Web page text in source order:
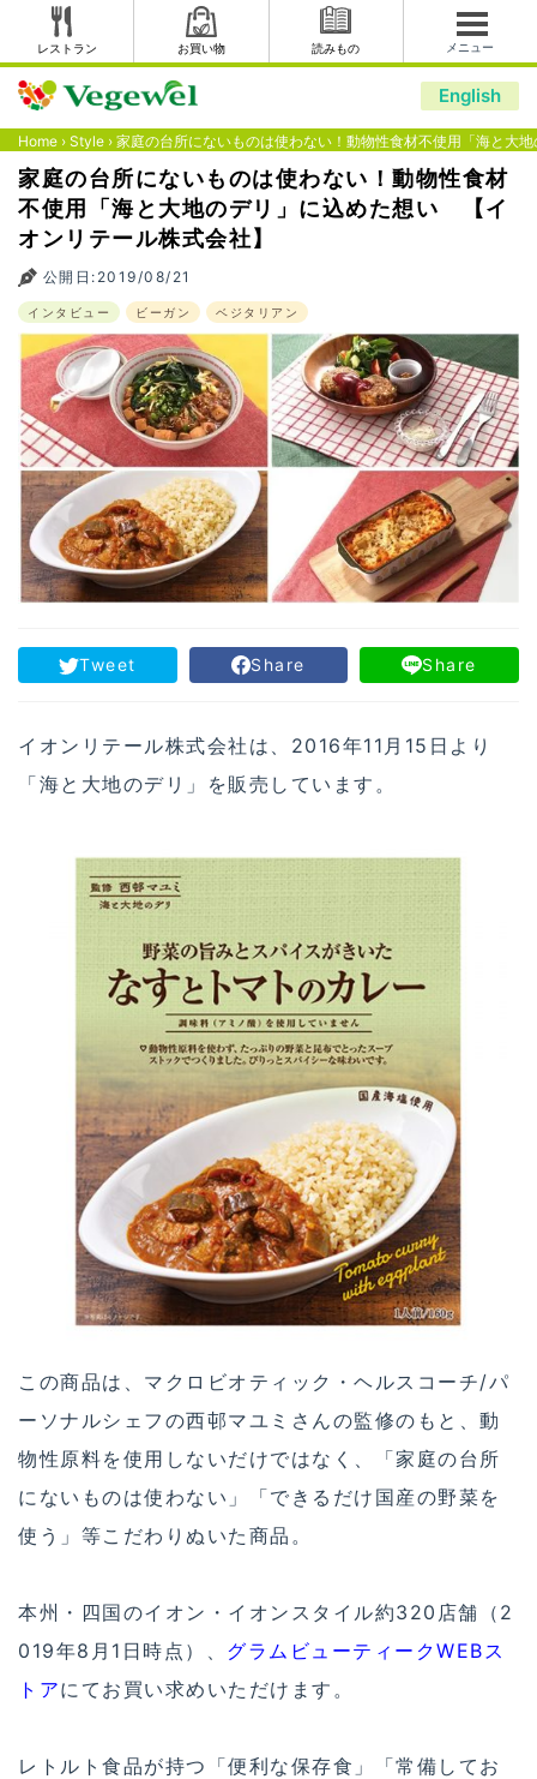
レストラン お買い物 読みもの メニュー
English
Home › Style › 家庭の台所にないものは使わない！動物性食材不使用「海と大
家庭の台所にないものは使わない！動物性食材
不使用「海と大地のデリ」に込めた想い 【イ
オンリテール株式会社】
公開日:2019/08/21
インタビュー ビーガン ベジタリアン
Tweet Share Share
イオンリテール株式会社は、2016年11月15日より
「海と大地のデリ」を販売しています。
この商品は、マクロビオティック・ヘルスコーチ/パ
ーソナルシェフの西邨マユミさんの監修のもと、動
物性原料を使用しないだけではなく、「家庭の台所
にないものは使わない」「できるだけ国産の野菜を
使う」等こだわりぬいた商品。
本州・四国のイオン・イオンスタイル約320店舗（2
019年8月1日時点）、 グラムビューティークWEBス
トアにてお買い求めいただけます。
レトルト食品が持つ「便利な保存食」「常備してお